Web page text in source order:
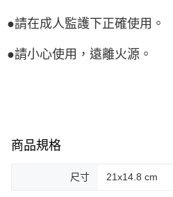
●請在成人監護下正確使用。
●請小心使用，遠離火源。
商品規格
尺寸 21x14.8 cm